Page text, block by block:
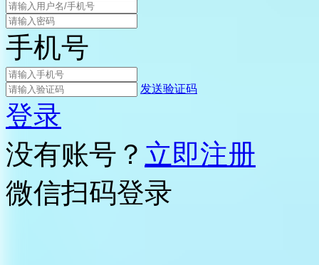
手机号
发送验证码
登录
没有账号？ 立即注册
微信扫码登录